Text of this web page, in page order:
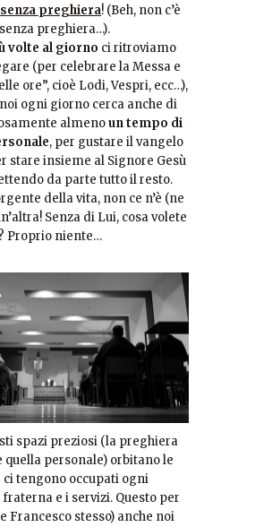
preghiera! (Beh, non c’è
preghiera…).
volte al giorno ci ritroviamo
(per celebrare la Messa e
ore”, cioè Lodi, Vespri, ecc…),
ogni giorno cerca anche di
almenoun tempo di
, per gustare il vangelo
stare insieme al Signore Gesù
da parte tutto il resto.
della vita, non ce n’è (ne
Senza di Lui, cosa volete
Proprio niente…
spazi preziosi (la preghiera
quella personale) orbitano le
ci tengono occupati ogni
e i servizi. Questo per
Francesco stesso) anche noi